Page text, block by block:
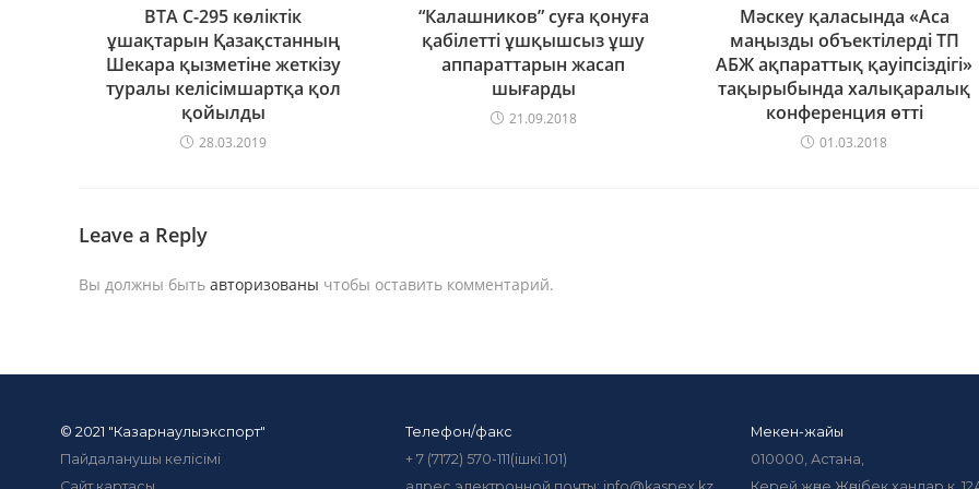
BTA C-295 көліктік
ұшақтарын Қазақстанның
Шекара қызметіне жеткізу
туралы келісімшартқа қол
қойылды
28.03.2019
“Калашников” суға қонуға
қабілетті ұшқышсыз ұшу
аппараттарын жасап
шығарды
21.09.2018
Мәскеу қаласында «Аса
маңызды объектілерді ТП
АБЖ ақпараттық қауіпсіздігі»
тақырыбында халықаралық
конференция өтті
01.03.2018
Leave a Reply
Вы должны быть авторизованы чтобы оставить комментарий.
© 2021 "Казарнаулыэкспорт"
Пайдаланушы келісімі
Телефон/факс
+ 7 (7172) 570-111(ішкі.101)
Мекен-жайы
010000, Астана,